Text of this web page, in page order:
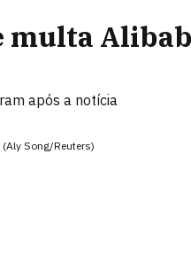
após a notícia
Song/Reuters)